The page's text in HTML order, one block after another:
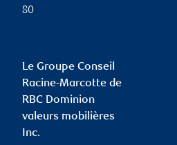
80
Le Groupe Conseil
Racine-Marcotte de
RBC Dominion
valeurs mobilières
Inc.